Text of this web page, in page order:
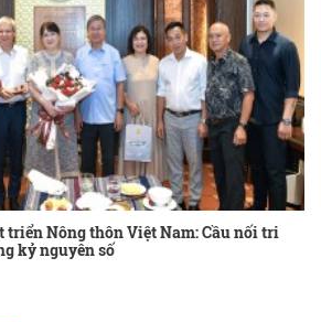
triển Nông thôn Việt Nam: Cầu nối tri
kỷ nguyên số